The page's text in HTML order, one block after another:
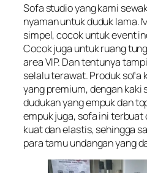
Sofa studio yang kami
nyaman untuk duduk lama.
simpel, cocok untuk event
Cocok juga untuk ruang
area VIP. Dan tentunya
selalu terawat. Produk sofa
yang premium, dengan kaki
dudukan yang empuk dan
empuk juga, sofa ini terbuat
kuat dan elastis, sehingga
para tamu undangan yang